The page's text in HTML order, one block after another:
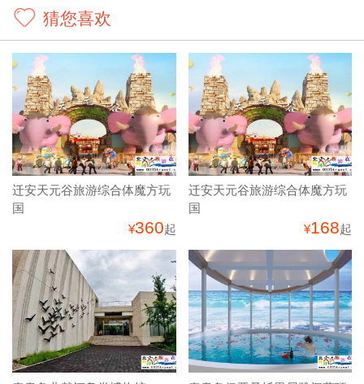
猜您喜欢
迁安天元谷旅游综合体魔方玩
国
¥360起
迁安天元谷旅游综合体魔方玩
国
¥168起